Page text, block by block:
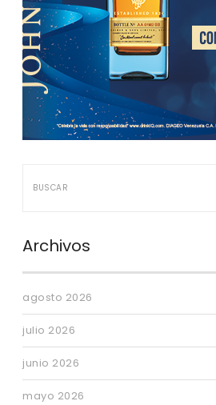
Archivos
agosto 2026
julio 2026
junio 2026
mayo 2026